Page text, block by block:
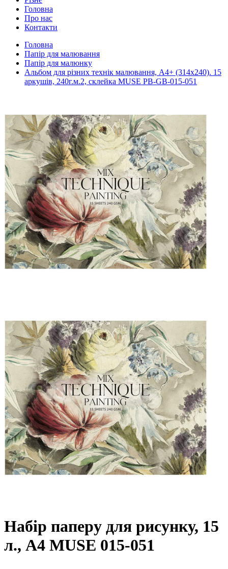
Головна
Про нас
Контакти
Головна
Папір для малювання
Папір для малюнку
Альбом для різних технік малювання, А4+ (314x240). 15
аркушів, 240г.м.2, склейка MUSE PB-GB-015-051
Набір паперу для рисунку, 15
л., A4 MUSE 015-051